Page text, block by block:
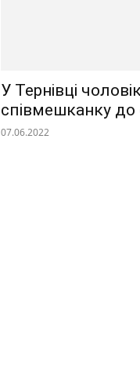
У Тернівці
співмешканку до
07.06.2022